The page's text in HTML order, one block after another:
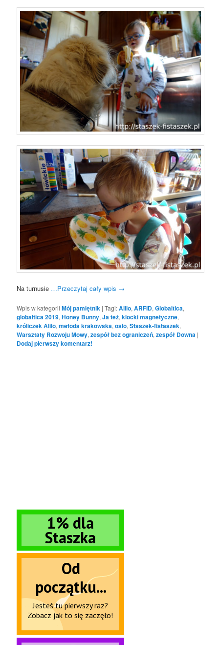
Na turnusie …Przeczytaj cały wpis →
Wpis w kategoriiMój pamiętnik |Tagi:Alilo,ARFID,Globaltica,
globaltica 2019,Honey Bunny,Ja też,klocki magnetyczne,
króliczek Alilo,metoda krakowska,oslo,Staszek-fistaszek,
Warsztaty Rozwoju Mowy,zespół bez ograniczeń,zespół Downa |
Dodaj pierwszy komentarz!